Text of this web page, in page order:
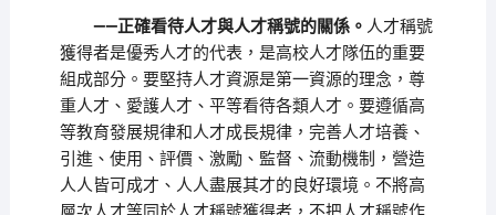
——正確看待人才與人才稱號的關係。 人才稱號
獲得者是優秀人才的代表，是高校人才隊伍的重要
組成部分。要堅持人才資源是第一資源的理念，尊
重人才、愛護人才、平等看待各類人才。要遵循高
等教育發展規律和人才成長規律，完善人才培養、
引進、使用、評價、激勵、監督、流動機制，營造
人人皆可成才、人人盡展其才的良好環境。不將高